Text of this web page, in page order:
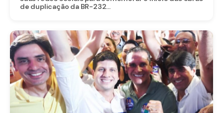
de duplicação da BR-232...